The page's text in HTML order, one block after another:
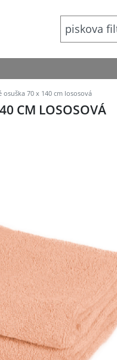
osuška 70 x 140 cm lososová
CM LOSOSOVÁ